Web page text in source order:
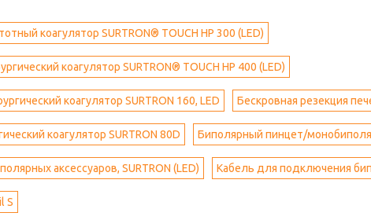
коагулятор SURTRON® TOUCH HP 300 (LED)
коагулятор SURTRON® TOUCH HP 400 (LED)
коагулятор SURTRON 160, LED Бескровная резекция
коагулятор SURTRON 80D Биполярный пинцет/
аксессуаров, SURTRON (LED) Кабель для подключения
S